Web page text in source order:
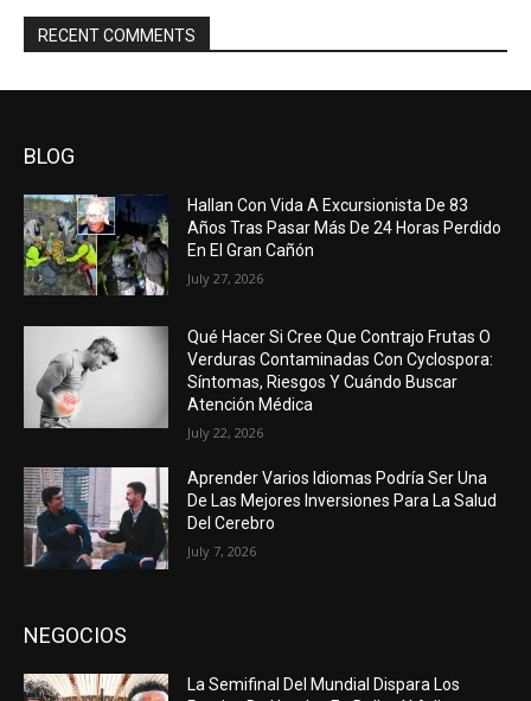
RECENT COMMENTS
BLOG
Hallan Con Vida A Excursionista De 83
Años Tras Pasar Más De 24 Horas Perdido
En El Gran Cañón
July 27, 2026
Qué Hacer Si Cree Que Contrajo Frutas O
Verduras Contaminadas Con Cyclospora:
Síntomas, Riesgos Y Cuándo Buscar
Atención Médica
July 22, 2026
Aprender Varios Idiomas Podría Ser Una
De Las Mejores Inversiones Para La Salud
Del Cerebro
July 7, 2026
NEGOCIOS
La Semifinal Del Mundial Dispara Los